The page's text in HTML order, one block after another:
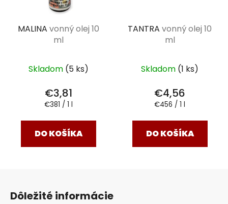
MALINA vonný olej 10
ml
Skladom (5 ks)
€3,81
Jednotková
€381 / 1 l
DO KOŠÍKA
TANTRA vonný olej 10
ml
Skladom (1 ks)
€4,56
Jednotková
€456 / 1 l
DO KOŠÍKA
Dôležité informácie